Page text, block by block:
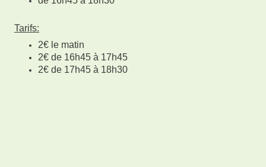
Tarifs:
2€ le matin
2€ de 16h45 à 17h45
2€ de 17h45 à 18h30